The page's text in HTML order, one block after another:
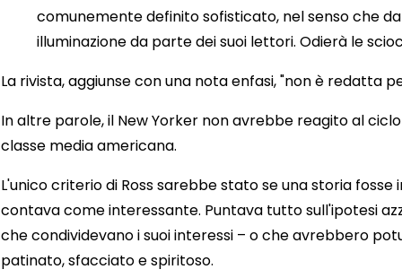
comunemente definito sofisticato, nel senso che
illuminazione da parte dei suoi lettori. Odierà le
La rivista, aggiunse con una nota enfasi, "non è redatta
In altre parole, il New Yorker non avrebbe reagito al
classe media americana.
L'unico criterio di Ross sarebbe stato se una storia
contava come interessante. Puntava tutto sull'ipotesi
che condividevano i suoi interessi – o che avrebbero
patinato, sfacciato e spiritoso.